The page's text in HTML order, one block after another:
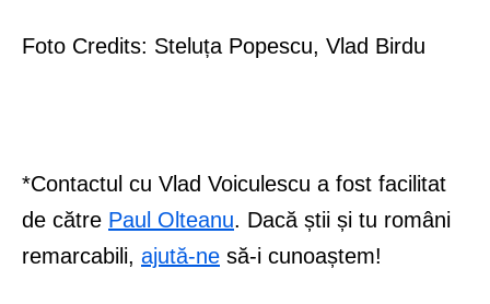
Foto Credits: Steluța Popescu, Vlad Birdu
*Contactul cu Vlad Voiculescu a fost facilitat
de către Paul Olteanu. Dacă știi și tu români
remarcabili, ajută-ne să-i cunoaștem!